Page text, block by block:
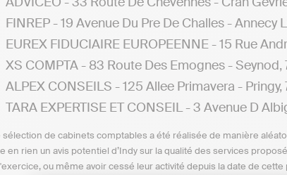
FINREP - 19 Avenue Du Pre De Challes - Annecy
EUREX FIDUCIAIRE EUROPEENNE - 15 Rue
XS COMPTA - 83 Route Des Emognes - Seynod,
ALPEX CONSEILS - 125 Allee Primavera - Pringy,
TARA EXPERTISE ET CONSEIL - 3 Avenue D
sélection de cabinets comptables a été réalisée de manière
en rien un avis potentiel d’Indy sur la qualité des services
ou même avoir cessé leur activité depuis la date de cette